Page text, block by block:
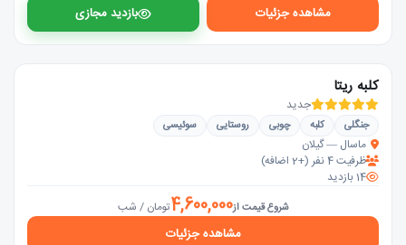
مشاهده جزئیات بازدید مجازی
کلبه ریتا
جدید
جنگلی کلبه چوبی روستایی سوئیسی
ماسال — گیلان
ظرفیت 4 نفر (+2 اضافه)
14 بازدید
شروع قیمت از4,600,000تومان / شب
مشاهده جزئیات